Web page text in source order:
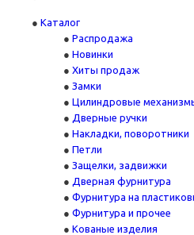
Каталог
Распродажа
Новинки
Хиты продаж
Замки
Цилиндровые
Дверные ручки
Накладки, поворотники
Петли
Защелки, задвижки
Дверная фурнитура
Фурнитура на
Фурнитура и прочее
Кованые изделия